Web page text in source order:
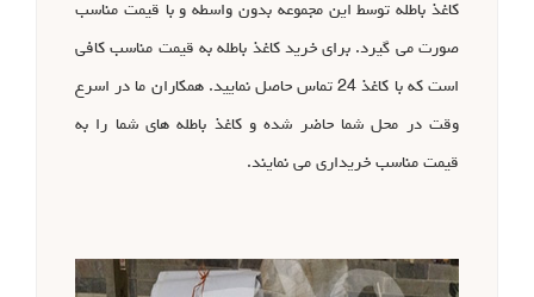
کاغذ باطله توسط این مجموعه بدون واسطه و با قیمت مناسب
صورت می گیرد. برای خرید کاغذ باطله به قیمت مناسب کافی
است که با کاغذ 24 تماس حاصل نمایید. همکاران ما در اسرع
وقت در محل شما حاضر شده و کاغذ باطله های شما را به
قیمت مناسب خریداری می نمایند.